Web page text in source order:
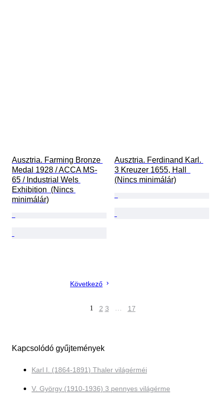
Ausztria. Farming Bronze
Medal 1928 / ACCA MS-
65 / Industrial Wels
Exhibition  (Nincs
minimálár)
Ausztria. Ferdinand Karl.
3 Kreuzer 1655, Hall
(Nincs minimálár)
Következő
1 2 3 … 17
Kapcsolódó gyűjtemények
Karl I. (1864-1891) Thaler világérméi
V. György (1910-1936) 3 pennyes világérme